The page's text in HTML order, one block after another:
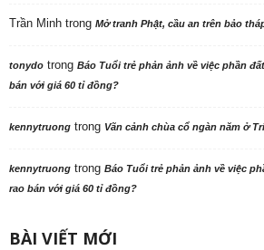
Trần Minh trong Mở tranh Phật, cầu an trên bảo
tonydo trong Báo Tuổi trẻ phản ảnh về việc phần
bán với giá 60 tỉ đồng?
kennytruong trong Vãn cảnh chùa cổ ngàn năm ở
kennytruong trong Báo Tuổi trẻ phản ảnh về việc
rao bán với giá 60 tỉ đồng?
BÀI VIẾT MỚI